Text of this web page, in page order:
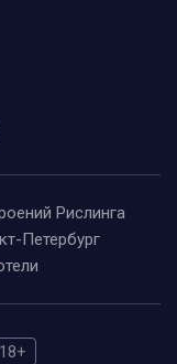
Рислинга
Петербург
18+